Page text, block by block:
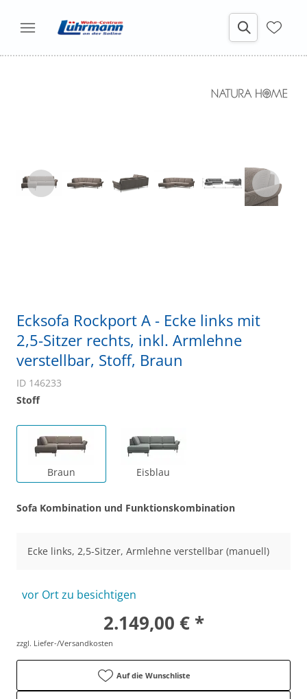
Ecksofa Rockport A - Ecke links mit
2,5-Sitzer rechts, inkl. Armlehne
verstellbar, Stoff, Braun
ID 146233
Stoff
Braun Eisblau
Sofa Kombination und Funktionskombination
Ecke links, 2,5-Sitzer, Armlehne verstellbar (manuell)
vor Ort zu besichtigen
2.149,00 € *
zzgl. Liefer-/Versandkosten
Auf die Wunschliste